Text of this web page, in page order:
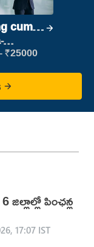
cum
₹25000
జిల్లాల్లో పింఛన్ల
17:07 IST